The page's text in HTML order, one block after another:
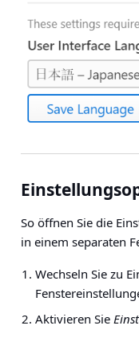
So öffnen Sie die
in einem separaten
Wechseln Sie zu
Aktivieren Sie